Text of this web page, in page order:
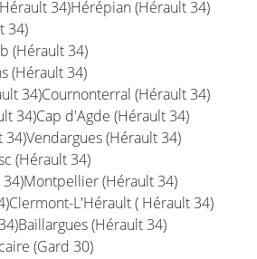
34)Hérépian (Hérault 34)
34)
(Hérault 34)
(Hérault 34)
34)Cournonterral (Hérault 34)
34)Cap d'Agde (Hérault 34)
34)Vendargues (Hérault 34)
(Hérault 34)
Montpellier (Hérault 34)
Clermont-L'Hérault ( Hérault 34)
Baillargues (Hérault 34)
(Gard 30)